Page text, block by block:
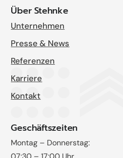
Über Stehnke
Unternehmen
Presse & News
Referenzen
Karriere
Kontakt
Geschäftszeiten
Montag – Donnerstag: